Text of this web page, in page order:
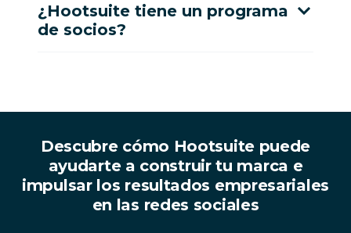
¿Hootsuite tiene un programa
de socios?
Descubre cómo Hootsuite puede
ayudarte a construir tu marca e
impulsar los resultados empresariales
en las redes sociales